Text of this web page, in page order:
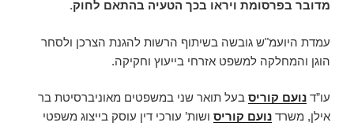
מדובר בפרסומת ויראו בכך הטעיה בהתאם לחוק.
עמדת היועמ"ש גובשה בשיתוף הרשות להגנת הצרכן ולסחר
הוגן והמחלקה למשפט אזרחי בייעוץ וחקיקה.
עו”ד נועם קוריס בעל תואר שני במשפטים מאוניברסיטת בר
אילן, משרד נועם קוריס ושות’ עורכי דין עוסק בייצוג משפטי